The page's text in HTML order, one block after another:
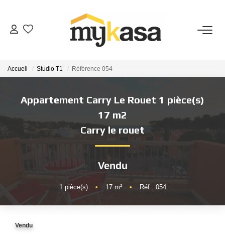
VENTES
ESTIMATION
NOTRE AGENCE
Accueil Studio T1 Référence 054
Appartement Carry Le Rouet 1 pièce(s)
17 m2
Carry le rouet
Vendu
1 pièce(s) • 17m² • Réf : 054
Vendu